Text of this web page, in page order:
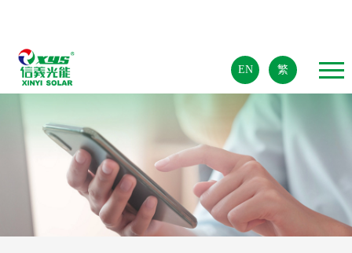
EN 繁